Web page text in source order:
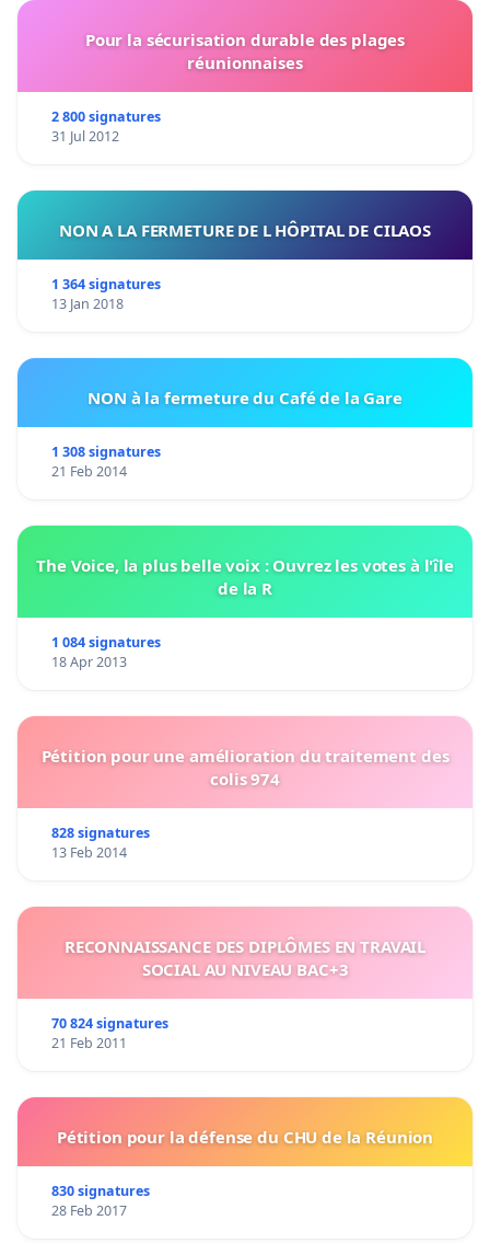
Pour la sécurisation durable des plages
réunionnaises
2 800 signatures
31 Jul 2012
NON A LA FERMETURE DE L HÔPITAL DE CILAOS
1 364 signatures
13 Jan 2018
NON à la fermeture du Café de la Gare
1 308 signatures
21 Feb 2014
The Voice, la plus belle voix : Ouvrez les votes à l'île
de la R
1 084 signatures
18 Apr 2013
Pétition pour une amélioration du traitement des
colis 974
828 signatures
13 Feb 2014
RECONNAISSANCE DES DIPLÔMES EN TRAVAIL
SOCIAL AU NIVEAU BAC+3
70 824 signatures
21 Feb 2011
Pétition pour la défense du CHU de la Réunion
830 signatures
28 Feb 2017